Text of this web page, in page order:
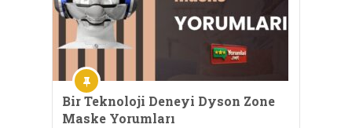
Bir Teknoloji Deneyi Dyson Zone
Maske Yorumları